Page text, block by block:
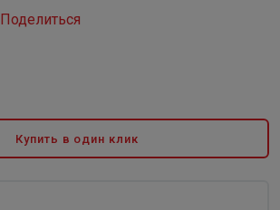
Поделиться
Купить в один клик